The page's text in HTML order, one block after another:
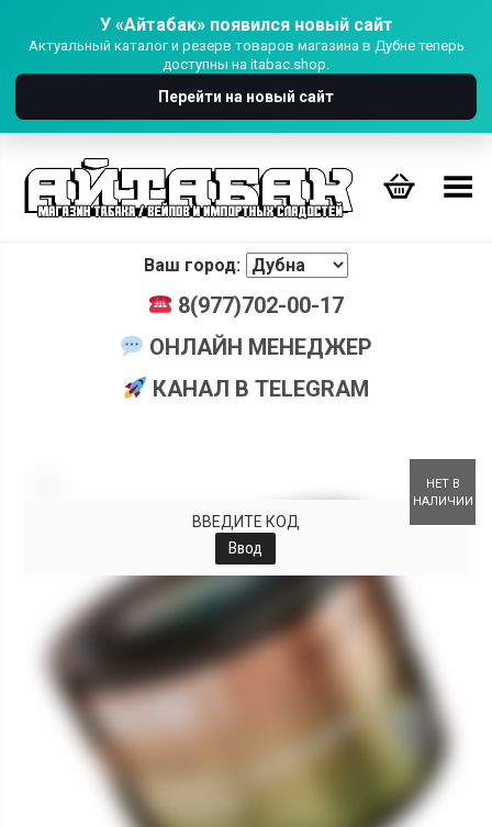
У «Айтабак» появился новый сайт
Актуальный каталог и резерв товаров магазина в Дубне теперь
доступны на itabac.shop.
Перейти на новый сайт
Переключить Меню
Ваш город:
8(977)702-00-17
ОНЛАЙН МЕНЕДЖЕР
КАНАЛ В TELEGRAM
НЕТ В
НАЛИЧИИ
ВВЕДИТЕ КОД
Ввод